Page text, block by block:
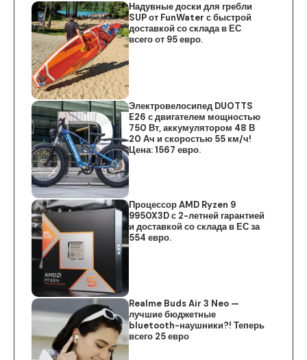
Надувные доски для гребли
SUP от FunWater с быстрой
доставкой со склада в ЕС
всего от 95 евро.
Электровелосипед DUOTTS
E26 с двигателем мощностью
750 Вт, аккумулятором 48 В
20 Ач и скоростью 55 км/ч!
Цена: 1567 евро.
Процессор AMD Ryzen 9
9950X3D с 2-летней гарантией
и доставкой со склада в ЕС за
554 евро.
Realme Buds Air 3 Neo —
лучшие бюджетные
bluetooth-наушники?! Теперь
всего 25 евро